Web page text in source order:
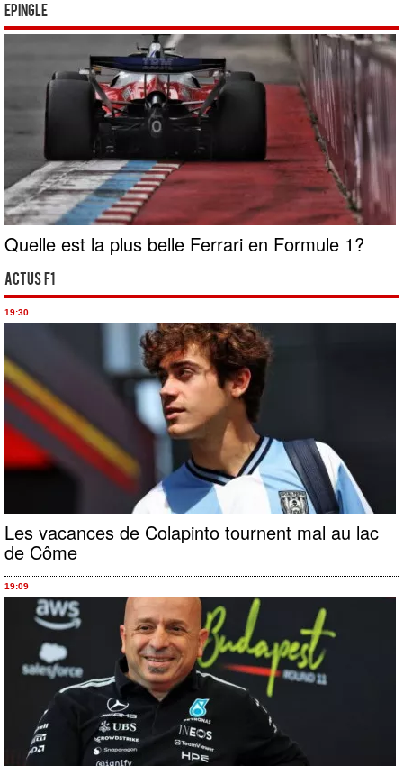
Epingle
Quelle est la plus belle Ferrari en Formule 1?
Actus F1
19:30
Les vacances de Colapinto tournent mal au lac
de Côme
19:09